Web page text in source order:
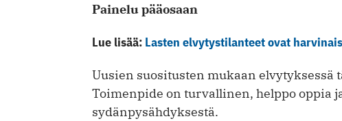
Painelu pääosaan
Lue lisää: Lasten elvytystilanteet ovat
Uusien suositusten mukaan
Toimenpide on turvallinen, helppo oppia
sydänpysähdyksestä.